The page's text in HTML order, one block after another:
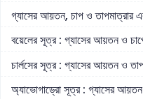
গ্যাসের আয়তন, চাপ ও তাপমাত্রার
বয়েলের সূত্র : গ্যাসের আয়তন ও
চার্লসের সূত্র : গ্যাসের আয়তন ও
অ্যাভোগাড্রো সূত্র : গ্যাসের আয়তন